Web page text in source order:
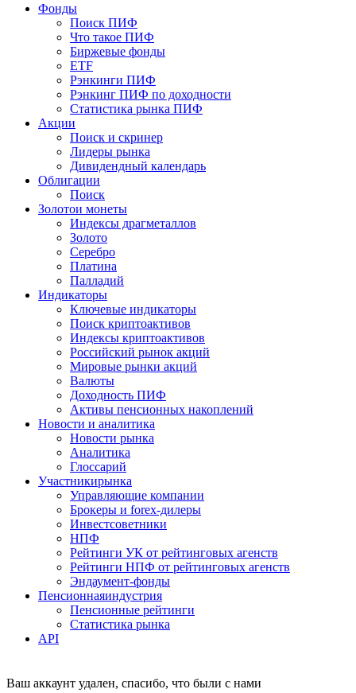
Фонды
Поиск ПИФ
Что такое ПИФ
Биржевые фонды
ETF
Рэнкинги ПИФ
Рэнкинг ПИФ по доходности
Статистика рынка ПИФ
Акции
Поиск и скринер
Лидеры рынка
Дивидендный календарь
Облигации
Поиск
Золотои монеты
Индексы драгметаллов
Золото
Серебро
Платина
Палладий
Индикаторы
Ключевые индикаторы
Поиск криптоактивов
Индексы криптоактивов
Российский рынок акций
Мировые рынки акций
Валюты
Доходность ПИФ
Активы пенсионных накоплений
Новости и аналитика
Новости рынка
Аналитика
Глоссарий
Участникирынка
Управляющие компании
Брокеры и forex-дилеры
Инвестсоветники
НПФ
Рейтинги УК от рейтинговых агенств
Рейтинги НПФ от рейтинговых агенств
Эндаумент-фонды
Пенсионнаяиндустрия
Пенсионные рейтинги
Статистика рынка
API
Ваш аккаунт удален, спасибо, что были с нами